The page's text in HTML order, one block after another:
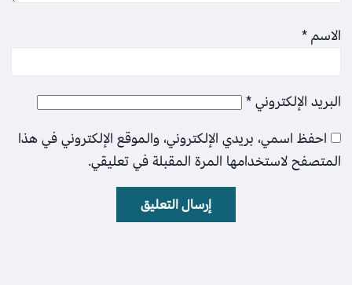
الاسم*
البريد الإلكتروني*
احفظ اسمي، بريدي الإلكتروني، والموقع الإلكتروني في هذا
المتصفح لاستخدامها المرة المقبلة في تعليقي.